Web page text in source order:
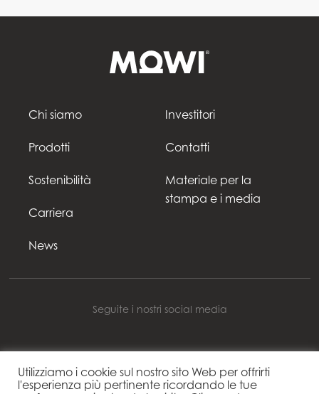
Chi siamo
Prodotti
Sostenibilità
Carriera
News
Investitori
Contatti
Materiale per la
stampa e i media
Seguite i nostri social media
Mowi Italy
Utilizziamo i cookie sul nostro sito Web per offrirti
l'esperienza più pertinente ricordando le tue